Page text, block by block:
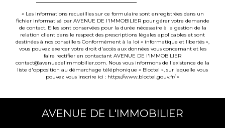
« Les informations recueillies sur ce formulaire sont enregistrées dans un
fichier informatisé par AVENUE DE l'IMMOBILIER pour gérer votre demande
de contact. Elles sont conservées pour la durée nécessaire à la gestion de la
relation client dans le respect des prescriptions légales applicables et sont
destinées à nos conseillers Conformément à la loi « informatique et libertés »,
vous pouvez exercer votre droit d'accès aux données vous concernant et les
faire rectifier en contactant AVENUE DE l'IMMOBILIER
contact@avenuedelimmobilier.com. Nous vous informons de l'existence de la
liste d'opposition au démarchage téléphonique « Bloctel », sur laquelle vous
pouvez vous inscrire ici : https://www.bloctel.gouv.fr/»
AVENUE DE L'IMMOBILIER